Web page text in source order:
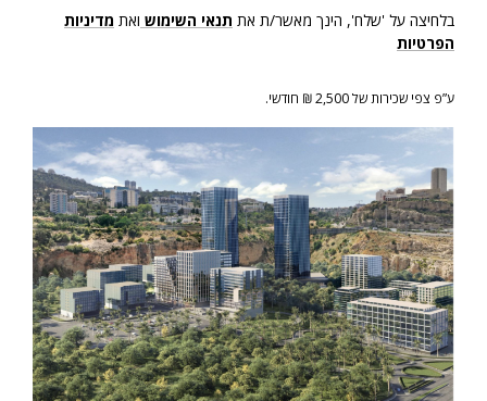
בלחיצה על 'שלח', הינך מאשר/ת את תנאי השימוש ואת מדיניות
הפרטיות
ע”פ צפי שכירות של 2,500 ₪ חודשי.